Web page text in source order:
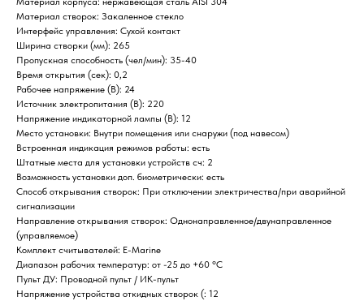
Home Catalog Favorites
Материал створок: Закаленное стекло
Интерфейс управления: Сухой контакт
Ширина створки (мм): 265
Пропускная способность (чел/мин): 35-40
Время открытия (сек): 0,2
Рабочее напряжение (В): 24
Источник электропитания (В): 220
Напряжение индикаторной лампы (В): 12
Место установки: Внутри помещения или снаружи (под навесом)
Встроенная индикация режимов работы: есть
Штатные места для установки устройств сч: 2
Возможность установки доп. биометрически: есть
Способ открывания створок: При отключении электричества/при аварийной
сигнализации
Направление открывания створок: Однонаправленное/двунаправленное
(управляемое)
Комплект считывателей: E-Marine
Диапазон рабочих температур: от -25 до +60 °C
Пульт ДУ: Проводной пульт / ИК-пульт
Напряжение устройства откидных створок (: 12